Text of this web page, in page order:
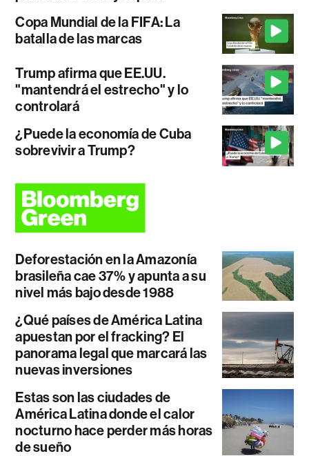
Copa Mundial de la FIFA: La
batalla de las marcas
Trump afirma que EE.UU.
"mantendrá el estrecho" y lo
controlará
¿Puede la economía de Cuba
sobrevivir a Trump?
Deforestación en la Amazonía
brasileña cae 37% y apunta a su
nivel más bajo desde 1988
¿Qué países de América Latina
apuestan por el fracking? El
panorama legal que marcará las
nuevas inversiones
Estas son las ciudades de
América Latina donde el calor
nocturno hace perder más horas
de sueño